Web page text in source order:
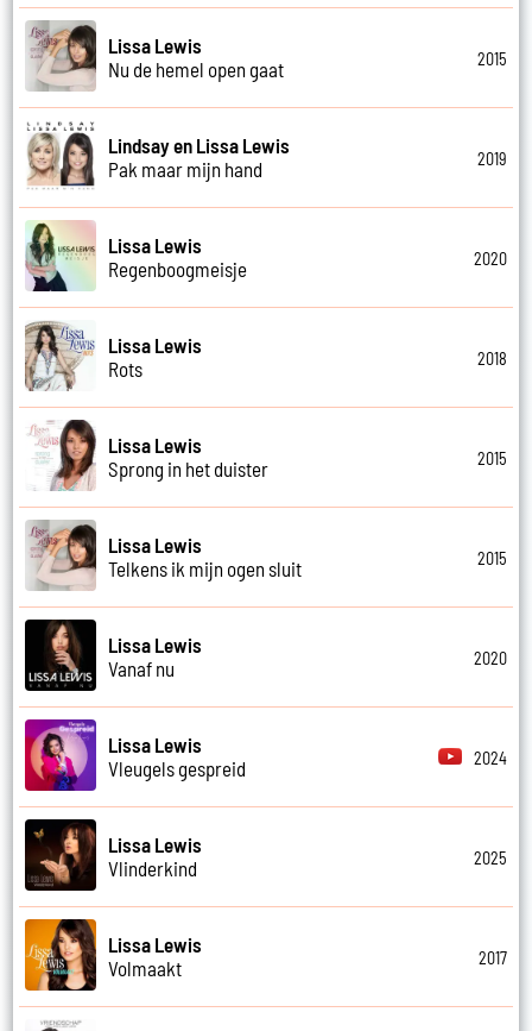
Lissa Lewis
Nu de hemel open gaat
2015
Lindsay en Lissa Lewis
Pak maar mijn hand
2019
Lissa Lewis
Regenboogmeisje
2020
Lissa Lewis
Rots
2018
Lissa Lewis
Sprong in het duister
2015
Lissa Lewis
Telkens ik mijn ogen sluit
2015
Lissa Lewis
Vanaf nu
2020
Lissa Lewis
Vleugels gespreid
2024
Lissa Lewis
Vlinderkind
2025
Lissa Lewis
Volmaakt
2017